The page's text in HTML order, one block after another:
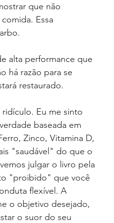
que não
Essa
há razão para se
restaurado.
Eu me sinto
baseada em
Zinco, Vitamina D,
"saudável" do que o
julgar o livro pela
"proibido" que você
flexível. A
o objetivo desejado,
o suor do seu